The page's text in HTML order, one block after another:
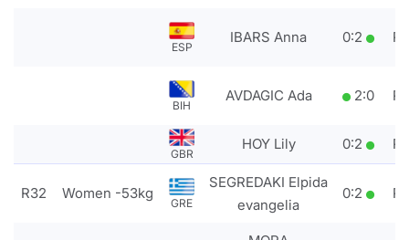
ESP
IBARS Anna 0:2
BIH
AVDAGIC Ada 2:0
GBR
HOY Lily 0:2
R32 Women -53kg
GRE
SEGREDAKI Elpida
evangelia
0:2